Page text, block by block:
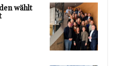
wählt